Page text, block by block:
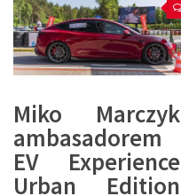
Miko Marczyk
ambasadorem
EV Experience
Urban Edition